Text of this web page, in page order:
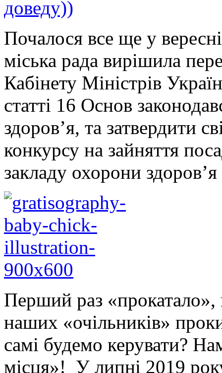
доведу))
Почалося все ще у
міська рада вирішила
Кабінету Міністрів
статті 16 Основ
здоров’я, та затвердити
конкурсу на зайняття
закладу охорони
Перший раз «прокатало»,
наших «очільників»
самі будемо керувати?
місця»! У липні 2019